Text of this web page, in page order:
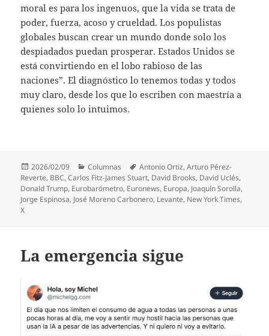
moral es para los ingenuos, que la vida se trata de
poder, fuerza, acoso y crueldad. Los populistas
globales buscan crear un mundo donde solo los
despiadados puedan prosperar. Estados Unidos se
está convirtiendo en el lobo rabioso de las
naciones”. El diagnóstico lo tenemos todas y todos
muy claro, desde los que lo escriben con maestría a
quienes solo lo intuimos.
Publicado
el
2026/02/09 Categorías
Columnas Etiquetas
Antonio Ortiz,Arturo Pérez-
Reverte, BBC,Carlos Fitz-James Stuart, David Brooks, David Uclés,
Donald Trump, Eurobarómetro, Euronews, Europa, Joaquín Sorolla,
Jorge Espinosa, José Moreno Carbonero, Levante, New York Times,
X
La emergencia sigue